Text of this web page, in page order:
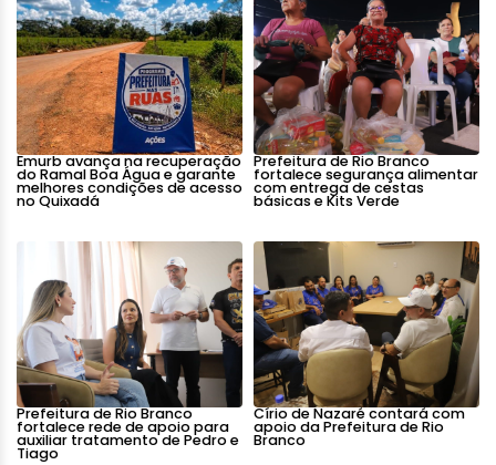
Emurb avança na recuperação
do Ramal Boa Água e garante
melhores condições de acesso
no Quixadá
Prefeitura de Rio Branco
fortalece segurança alimentar
com entrega de cestas
básicas e Kits Verde
Prefeitura de Rio Branco
fortalece rede de apoio para
auxiliar tratamento de Pedro e
Tiago
Círio de Nazaré contará com
apoio da Prefeitura de Rio
Branco